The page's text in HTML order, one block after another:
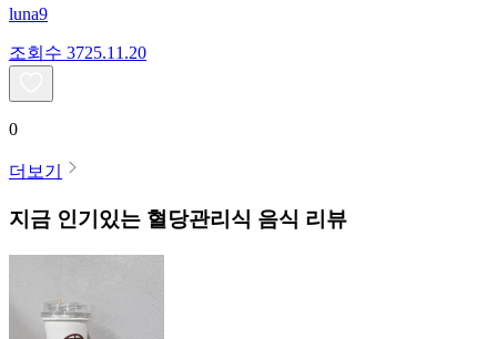
luna9
조회수 3725.11.20
0
더보기
지금 인기있는 혈당관리식 음식 리뷰